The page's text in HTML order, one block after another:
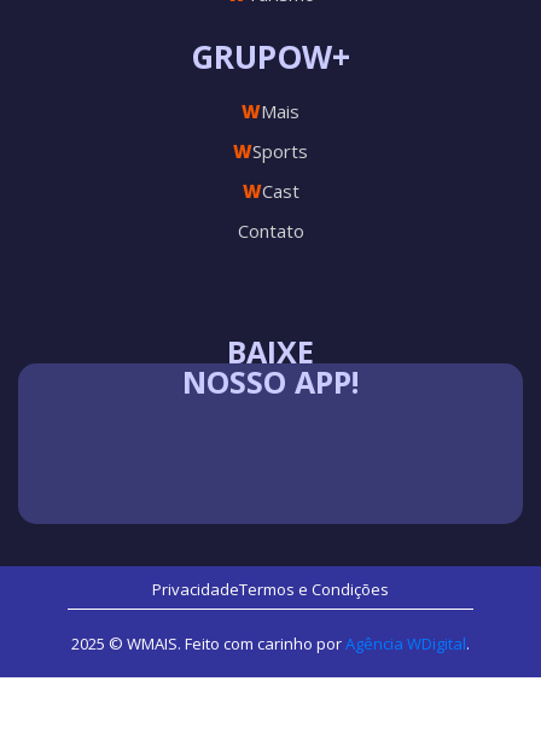
BAIXE
NOSSO APP!
GRUPOW+
WMais
WSports
WCast
Contato
PrivacidadeTermos e Condições
2025 © WMAIS. Feito com carinho porAgência WDigital.